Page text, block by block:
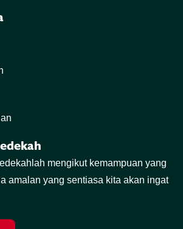
mengikut kemampuan yang
amalan yang sentiasa kita akan ingat